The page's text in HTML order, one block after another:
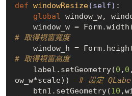
def windowResize(self) :
global
window_w,
# 取得視窗寬度
# 取得視窗高度
    label.setGeometry(
0 , 0
ow_w*scale)) # 設定
    btn1.setGeometry(
10